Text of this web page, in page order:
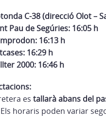
C-38 (direcció Olot –
Pau de Segúries: 16:05 h
16:13 h
16:29 h
2000: 16:46 h
es tallarà abans del
horaris poden variar